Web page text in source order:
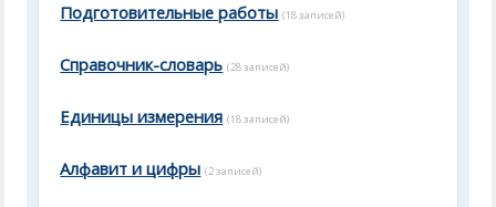
Подготовительные работы (18 записей)
Справочник-словарь (28 записей)
Единицы измерения (18 записей)
Алфавит и цифры (2 записей)